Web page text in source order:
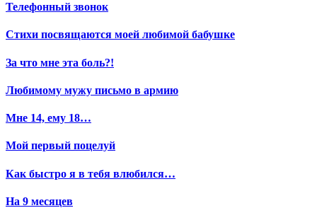
Телефонный звонок
Стихи посвящаются моей любимой бабушке
За что мне эта боль?!
Любимому мужу письмо в армию
Мне 14, ему 18…
Мой первый поцелуй
Как быстро я в тебя влюбился…
На 9 месяцев